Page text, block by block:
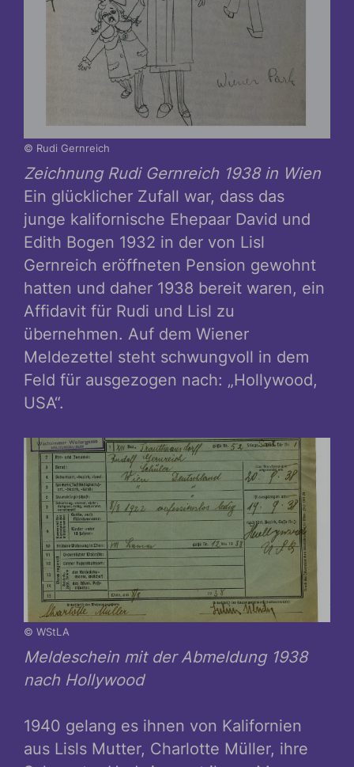
© Rudi Gernreich
Zeichnung Rudi Gernreich 1938 in Wien
Ein glücklicher Zufall war, dass das
junge kalifornische Ehepaar David und
Edith Bogen 1932 in der von Lisl
Gernreich eröffneten Pension gewohnt
hatten und daher 1938 bereit waren, ein
Affidavit für Rudi und Lisl zu
übernehmen. Auf dem Wiener
Meldezettel steht schwungvoll in dem
Feld für ausgezogen nach: „Hollywood,
USA“.
© WStLA
Meldeschein mit der Abmeldung 1938
nach Hollywood
1940 gelang es ihnen von Kalifornien
aus Lisls Mutter, Charlotte Müller, ihre